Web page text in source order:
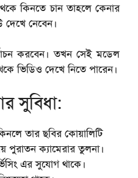
কিনতে চান তাহলে কেনার
নেবেন।
করবেন। তখন সেই মডেল
ভিডিও দেখে নিতে পারেন।
সুবিধা:
তার ছবির কোয়ালিটি
পুরাতন ক্যামেরার তুলনা।
এর সুযোগ থাকে।